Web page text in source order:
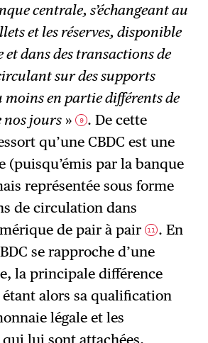
centrale, s’échangeant au
et les réserves, disponible
et dans des transactions de
sur des supports
moins en partie différents de
nos jours » 9 . De cette
qu’une CBDC est une
(puisqu’émis par la banque
représentée sous forme
de circulation dans
de pair à pair11 . En
se rapproche d’une
la principale différence
alors sa qualification
légale et les
qui lui sont attachées,